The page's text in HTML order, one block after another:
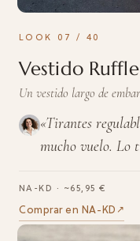
LOOK 07 / 40
Vestido
Un vestido largo de
«Tirantes
mucho vuelo. Lo
NA-KD · ~65,95 €
Comprar en NA-KD ↗︎